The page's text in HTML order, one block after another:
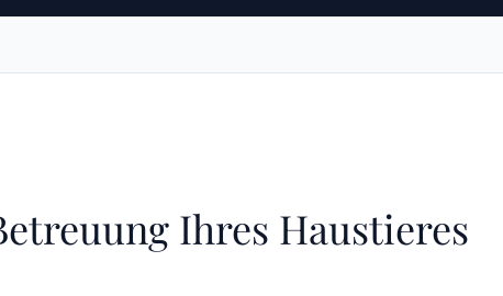
Ihres Haustieres